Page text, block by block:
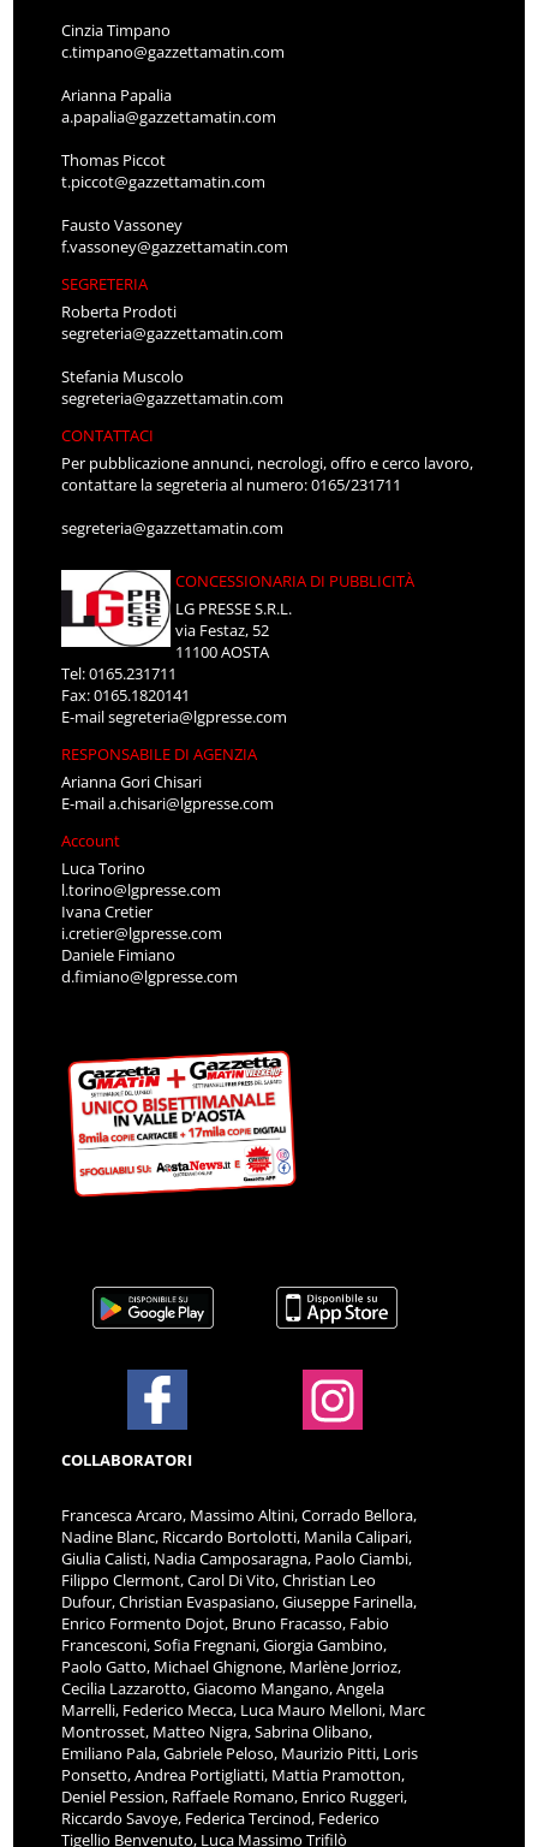
Cinzia Timpano
c.timpano@gazzettamatin.com
Arianna Papalia
a.papalia@gazzettamatin.com
Thomas Piccot
t.piccot@gazzettamatin.com
Fausto Vassoney
f.vassoney@gazzettamatin.com
SEGRETERIA
Roberta Prodoti
segreteria@gazzettamatin.com
Stefania Muscolo
segreteria@gazzettamatin.com
CONTATTACI
Per pubblicazione annunci, necrologi, offro e cerco lavoro,
contattare la segreteria al numero: 0165/231711
segreteria@gazzettamatin.com
CONCESSIONARIA DI PUBBLICITÀ
LG PRESSE S.R.L.
via Festaz, 52
11100 AOSTA
Tel: 0165.231711
Fax: 0165.1820141
E-mailsegreteria@lgpresse.com
RESPONSABILE DI AGENZIA
Arianna Gori Chisari
E-maila.chisari@lgpresse.com
Account
Luca Torino
l.torino@lgpresse.com
Ivana Cretier
i.cretier@lgpresse.com
Daniele Fimiano
d.fimiano@lgpresse.com
COLLABORATORI
Francesca Arcaro, Massimo Altini, Corrado Bellora,
Nadine Blanc, Riccardo Bortolotti, Manila Calipari,
Giulia Calisti, Nadia Camposaragna, Paolo Ciambi,
Filippo Clermont, Carol Di Vito, Christian Leo
Dufour, Christian Evaspasiano, Giuseppe Farinella,
Enrico Formento Dojot, Bruno Fracasso, Fabio
Francesconi, Sofia Fregnani, Giorgia Gambino,
Paolo Gatto, Michael Ghignone, Marlène Jorrioz,
Cecilia Lazzarotto, Giacomo Mangano, Angela
Marrelli, Federico Mecca, Luca Mauro Melloni, Marc
Montrosset, Matteo Nigra, Sabrina Olibano,
Emiliano Pala, Gabriele Peloso, Maurizio Pitti, Loris
Ponsetto, Andrea Portigliatti, Mattia Pramotton,
Deniel Pession, Raffaele Romano, Enrico Ruggeri,
Riccardo Savoye, Federica Tercinod, Federico
Tigellio Benvenuto, Luca Massimo Trifilò